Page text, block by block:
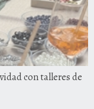
con talleres de